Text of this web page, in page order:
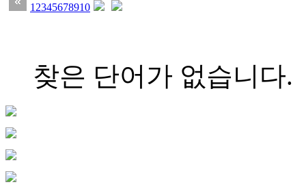
1 2345678910
찾은 단어가 없습니다.